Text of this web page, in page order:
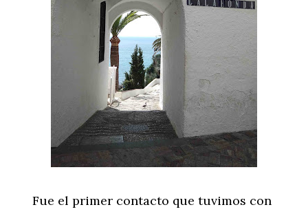
Fue el primer contacto que tuvimos con